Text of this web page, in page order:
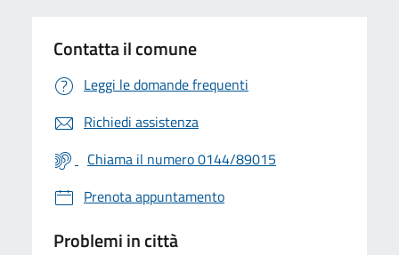
Contatta il comune
Leggi le domande frequenti
Richiedi assistenza
Chiama il numero 0144/89015
Prenota appuntamento
Problemi in città